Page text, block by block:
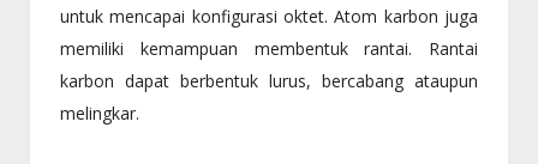
untuk mencapai konfigurasi oktet. Atom karbon juga
memiliki kemampuan membentuk rantai. Rantai
karbon dapat berbentuk lurus, bercabang ataupun
melingkar.